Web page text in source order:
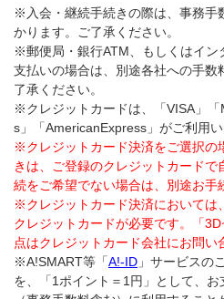
※入会・継続手続きの際は、事務手
かります。ご了承ください。
※郵便局・銀行ATM、もしくはイン
支払いの場合は、別途各社への手数
了承ください。
※クレジットカードは、「VISA」
s」「AmericanExpress」がご利用い
※クレジットカード決済をご選択の
きは、ご登録のクレジットカード
続をご希望でない場合は、別途お手
※クレジットカード決済においては
クレジットカードが必要です。「
点はクレジットカード会社にお問い
※A!SMART等「A!-ID 」サービスの
を、「1ポイント＝1円」として、